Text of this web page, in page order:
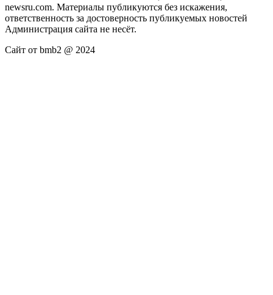
newsru.com. Материалы публикуются без искажения,
ответственность за достоверность публикуемых новостей
Администрация сайта не несёт.
Сайт от bmb2 @ 2024